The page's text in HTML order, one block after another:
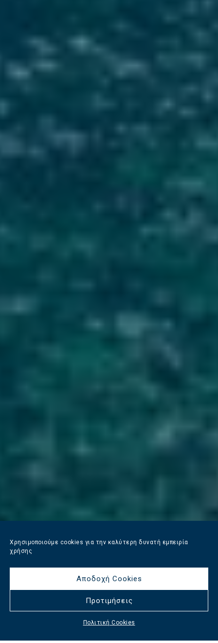
Χρησιμοποιούμε cookies για την καλύτερη δυνατή εμπειρία
χρήσης
Αποδοχή Cookies
Προτιμήσεις
Πολιτική Cookies